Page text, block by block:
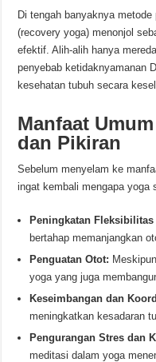
Di tengah banyaknya
(recovery yoga) menonjol
efektif. Alih-alih hanya
penyebab ketidaknyamanan
kesehatan tubuh secara
Manfaat
dan Pikiran
Sebelum menyelam ke
ingat kembali mengapa yoga
Peningkatan Fleksibilitas
bertahap memanjangkan
Penguatan Otot:
yoga yang juga
Keseimbangan dan
meningkatkan kesadaran
Pengurangan Stres dan
meditasi dalam yoga